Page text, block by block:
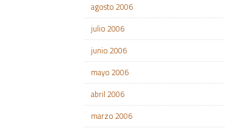
agosto 2006
julio 2006
junio 2006
mayo 2006
abril 2006
marzo 2006